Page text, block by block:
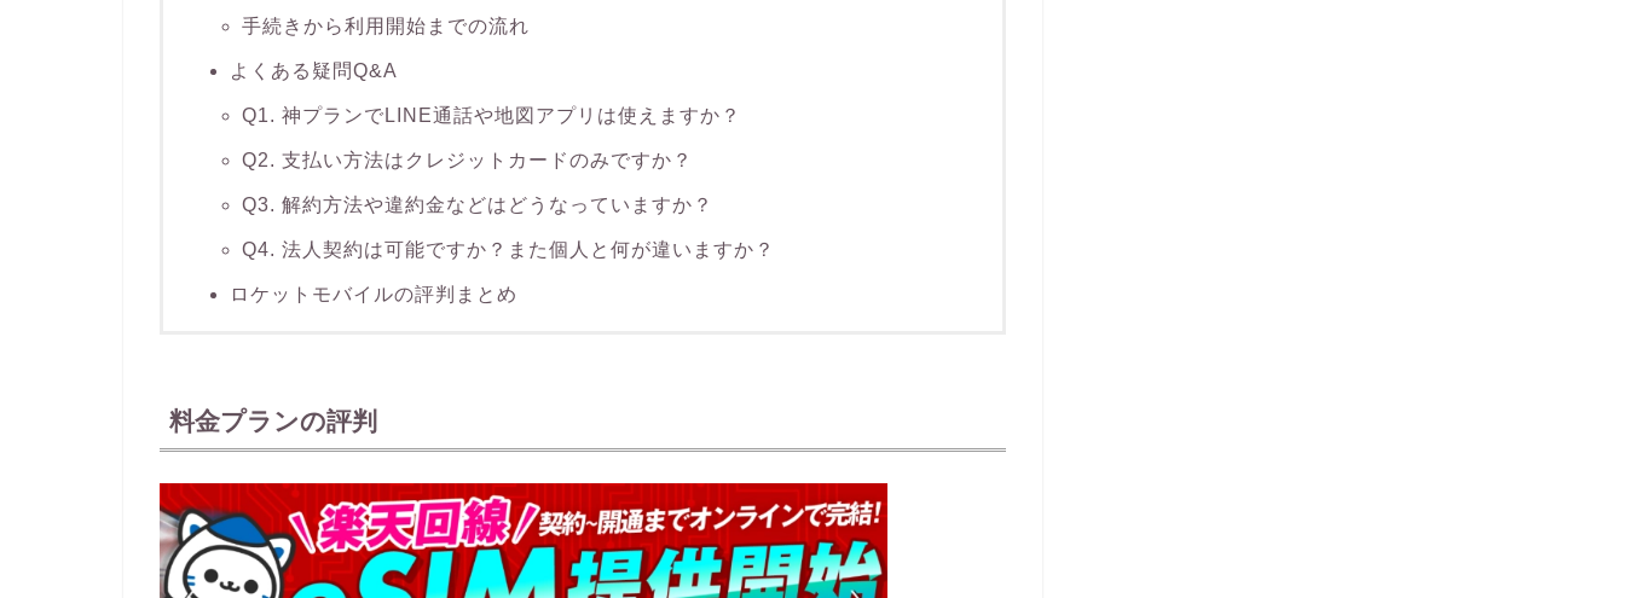
手続きから利用開始までの流れ
よくある疑問Q&A
Q1. 神プランでLINE通話や地図アプリは使えますか？
Q2. 支払い方法はクレジットカードのみですか？
Q3. 解約方法や違約金などはどうなっていますか？
Q4. 法人契約は可能ですか？また個人と何が違いますか？
ロケットモバイルの評判まとめ
料金プランの評判